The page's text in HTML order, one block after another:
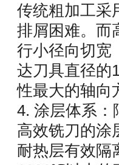
传统粗加工采
排屑困难。而
行小径向切宽
达刀具直径的
性最大的轴向
4. 涂层体系：
高效铣刀的涂
耐热层有效隔